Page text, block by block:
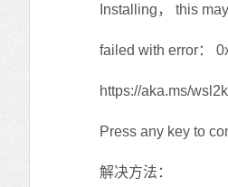
Installing， this may
failed with error：
https://aka.ms/
Press any key to
解决方法：